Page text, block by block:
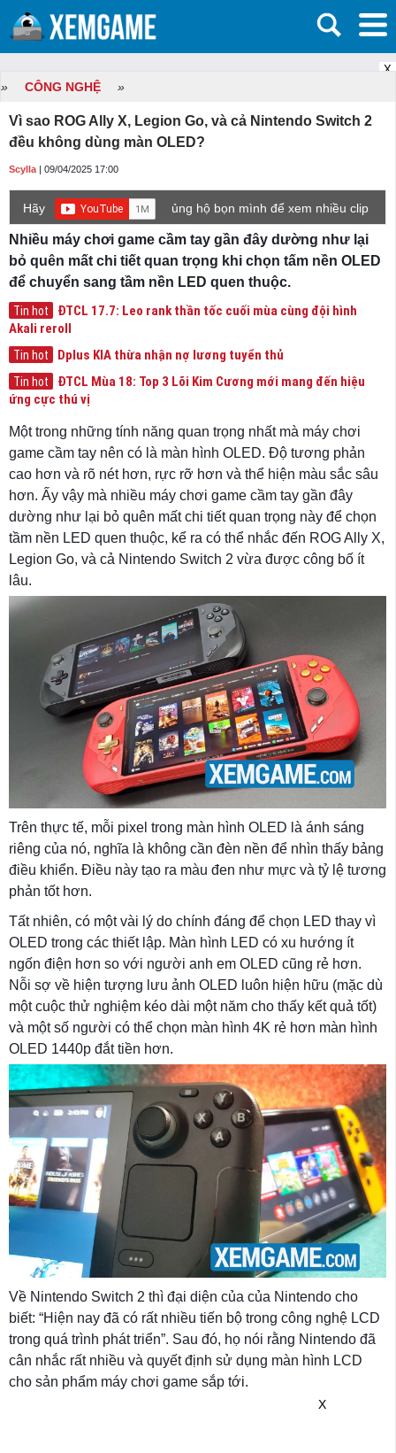
X
» CÔNG NGHỆ »
Vì sao ROG Ally X, Legion Go, và cả Nintendo Switch 2
đều không dùng màn OLED?
Scylla | 09/04/2025 17:00
Hãy
ủng hộ bọn mình để xem nhiều clip
game mới hơn nhé!
Nhiều máy chơi game cầm tay gần đây dường như lại
bỏ quên mất chi tiết quan trọng khi chọn tấm nền OLED
để chuyển sang tầm nền LED quen thuộc.
Tin hot
ĐTCL 17.7: Leo rank thần tốc cuối mùa cùng đội hình
Akali reroll
Tin hot Dplus KIA thừa nhận nợ lương tuyển thủ
Tin hot
ĐTCL Mùa 18: Top 3 Lõi Kim Cương mới mang đến hiệu
ứng cực thú vị
Một trong những tính năng quan trọng nhất mà máy chơi
game cầm tay nên có là màn hình OLED. Độ tương phản
cao hơn và rõ nét hơn, rực rỡ hơn và thể hiện màu sắc sâu
hơn. Ấy vậy mà nhiều máy chơi game cầm tay gần đây
dường như lại bỏ quên mất chi tiết quan trọng này để chọn
tầm nền LED quen thuộc, kể ra có thể nhắc đến ROG Ally X,
Legion Go, và cả Nintendo Switch 2 vừa được công bố ít
lâu.
Trên thực tế, mỗi pixel trong màn hình OLED là ánh sáng
riêng của nó, nghĩa là không cần đèn nền để nhìn thấy bảng
điều khiển. Điều này tạo ra màu đen như mực và tỷ lệ tương
phản tốt hơn.
Tất nhiên, có một vài lý do chính đáng để chọn LED thay vì
OLED trong các thiết lập. Màn hình LED có xu hướng ít
ngốn điện hơn so với người anh em OLED cũng rẻ hơn.
Nỗi sợ về hiện tượng lưu ảnh OLED luôn hiện hữu (mặc dù
một cuộc thử nghiệm kéo dài một năm cho thấy kết quả tốt)
và một số người có thể chọn màn hình 4K rẻ hơn màn hình
OLED 1440p đắt tiền hơn.
Về Nintendo Switch 2 thì đại diện của của Nintendo cho
biết: “Hiện nay đã có rất nhiều tiến bộ trong công nghệ LCD
trong quá trình phát triển”. Sau đó, họ nói rằng Nintendo đã
cân nhắc rất nhiều và quyết định sử dụng màn hình LCD
cho sản phẩm máy chơi game sắp tới.
X